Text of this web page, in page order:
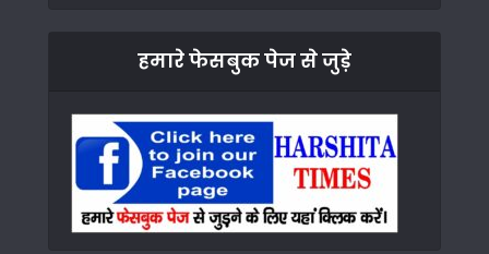
हमारे फेसबुक पेज से जुड़े